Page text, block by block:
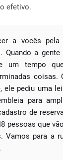
efetivo.
a vocês
Quando a
um tempo
coisas.
ele pediu uma
para
de
pessoas que
Vamos para a